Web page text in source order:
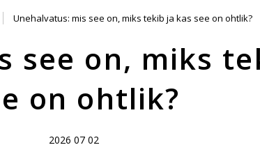
Unehalvatus: mis see on, miks tekib ja kas see on ohtlik?
see on, miks
on ohtlik?
2026 07 02